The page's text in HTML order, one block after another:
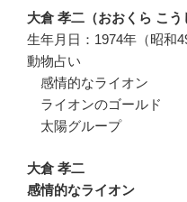
大倉 孝二（おおくら こう
生年月日：1974年（昭和
動物占い
感情的なライオン
ライオンのゴールド
太陽グループ
大倉 孝二
感情的なライオン